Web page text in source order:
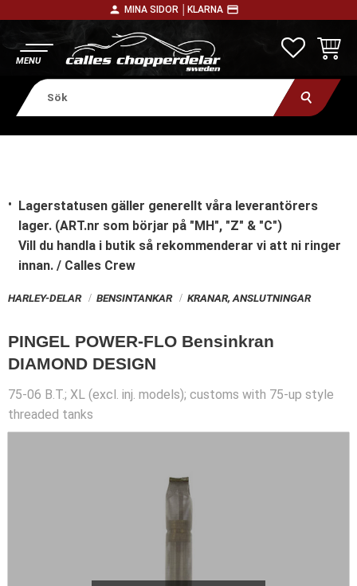
person MINA SIDOR │ KLARNA payment
Lagerstatusen gäller generellt våra leverantörers
lager. (ART.nr som börjar på "MH", "Z" & "C")
Vill du handla i butik så rekommenderar vi att ni ringer
innan. / Calles Crew
HARLEY-DELAR BENSINTANKAR KRANAR, ANSLUTNINGAR
PINGEL POWER-FLO Bensinkran
DIAMOND DESIGN
75-06 B.T.; XL (excl. inj. models); customs with 75-up style
threaded tanks